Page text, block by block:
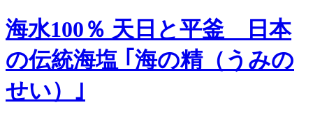
海水100％ 天日と平釜 日本
の伝統海塩 ｢海の精（うみの
せい）｣